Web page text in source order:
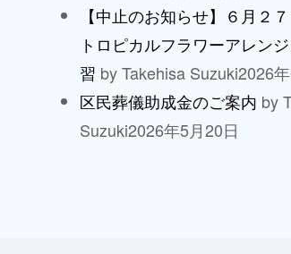
【中止のお知らせ】６月２
トロピカルフラワーアレン
習 by Takehisa Suzuki2026
区民葬儀助成金のご案内 by
Suzuki2026年5月20日